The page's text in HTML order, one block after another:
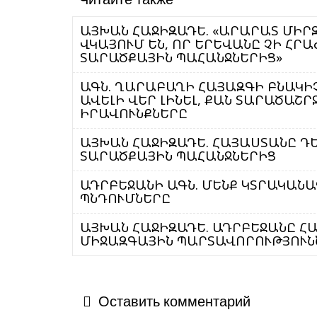
ԱՅԽԱՆ ՀԱՋԻԶԱԴԵ. «ԱՐԱՐԱՏ
ՎԿԱՅՈՒՄ ԵՆ, ՈՐ ԵՐԵՎԱՆԸ ՉԻ
ՏԱՐԱԾՔԱՅԻՆ ՊԱՀԱՆՋՆԵՐԻՑ»
ԱԳՆ. ՂԱՐԱԲԱՂԻ ՀԱՅԱԶԳԻ
ԱՎԵԼԻ ՎԵՐ ԼԻՆԵԼ, ՔԱՆ
ԻՐԱՎՈՒՆՔՆԵՐԸ
ԱՅԽԱՆ ՀԱՋԻԶԱԴԵ. ՀԱՅԱՍՏԱՆԸ
ՏԱՐԱԾՔԱՅԻՆ ՊԱՀԱՆՋՆԵՐԻՑ
ԱԴՐԲԵՋԱՆԻ ԱԳՆ. ՄԵՆՔ
ՊՆԴՈՒՄՆԵՐԸ
ԱՅԽԱՆ ՀԱՋԻԶԱԴԵ. ԱԴՐԲԵՋԱՆԸ
ՄԻՋԱԶԳԱՅԻՆ
Оставить комментарий